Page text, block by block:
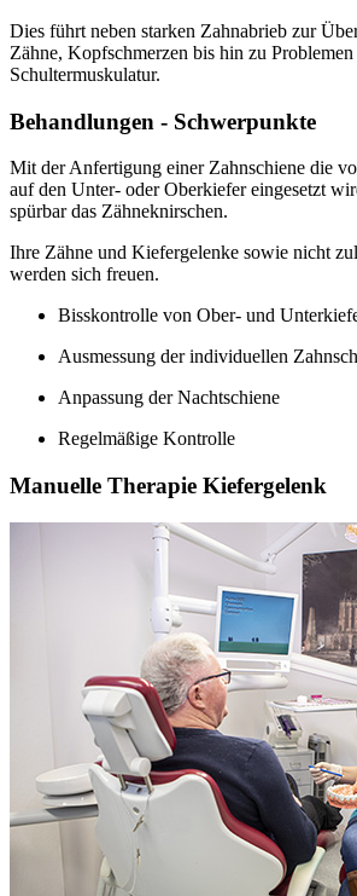
Dies führt neben starken Zahnabrieb zur
Zähne, Kopfschmerzen bis hin zu
Schultermuskulatur.
Behandlungen - Schwerpunkte
Mit der Anfertigung einer Zahnschiene die
auf den Unter- oder Oberkiefer eingesetzt
spürbar das Zähneknirschen.
Ihre Zähne und Kiefergelenke sowie nicht
werden sich freuen.
Bisskontrolle von Ober- und
Ausmessung der individuellen
Anpassung der Nachtschiene
Regelmäßige Kontrolle
Manuelle Therapie Kiefergelenk